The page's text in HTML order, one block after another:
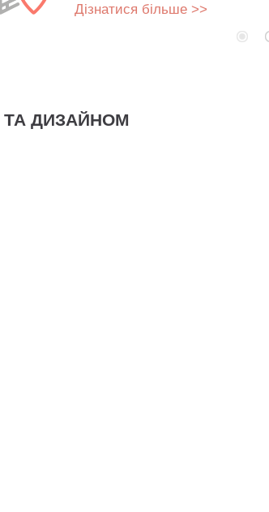
Дізнатися більше >>
ТА ДИЗАЙНОМ